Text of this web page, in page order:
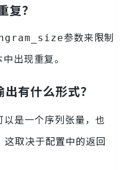
复？
参数来限制
出现重复。
出有什么形式？
以是一个序列张量，也
这取决于配置中的返回